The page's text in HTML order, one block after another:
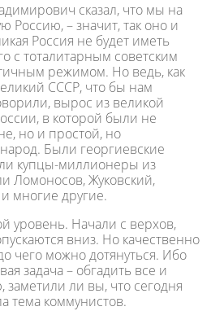
сказал, что мы на
Россию, – значит, так оно и
Россия не будет иметь
с тоталитарным советским
режимом. Но ведь, как
СССР, что бы нам
вырос из великой
в которой были не
но и простой, но
Были георгиевские
купцы-миллионеры из
Ломоносов, Жуковский,
многие другие.
уровень. Начали с верхов,
вниз. Но качественно
чего можно дотянуться. Ибо
задача – обгадить все и
заметили ли вы, что сегодня
тема коммунистов.